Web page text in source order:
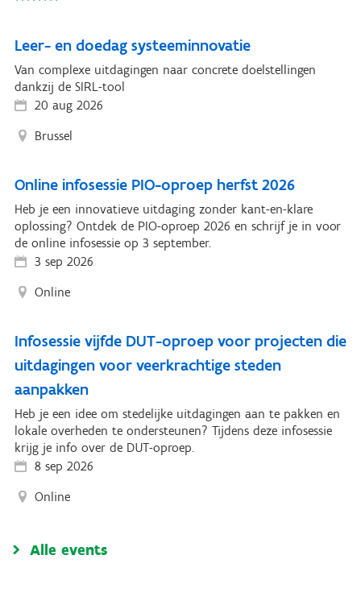
Leer- en doedag systeeminnovatie
Van complexe uitdagingen naar concrete doelstellingen
dankzij de SIRL-tool
20 aug 2026
Brussel
Online infosessie PIO-oproep herfst 2026
Heb je een innovatieve uitdaging zonder kant-en-klare
oplossing? Ontdek de PIO-oproep 2026 en schrijf je in voor
de online infosessie op 3 september.
3 sep 2026
Online
Infosessie vijfde DUT-oproep voor projecten die
uitdagingen voor veerkrachtige steden
aanpakken
Heb je een idee om stedelijke uitdagingen aan te pakken en
lokale overheden te ondersteunen? Tijdens deze infosessie
krijg je info over de DUT-oproep.
8 sep 2026
Online
Alle events